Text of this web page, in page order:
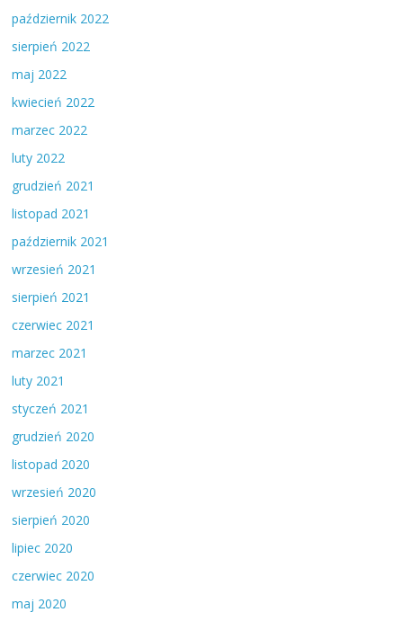
październik 2022
sierpień 2022
maj 2022
kwiecień 2022
marzec 2022
luty 2022
grudzień 2021
listopad 2021
październik 2021
wrzesień 2021
sierpień 2021
czerwiec 2021
marzec 2021
luty 2021
styczeń 2021
grudzień 2020
listopad 2020
wrzesień 2020
sierpień 2020
lipiec 2020
czerwiec 2020
maj 2020